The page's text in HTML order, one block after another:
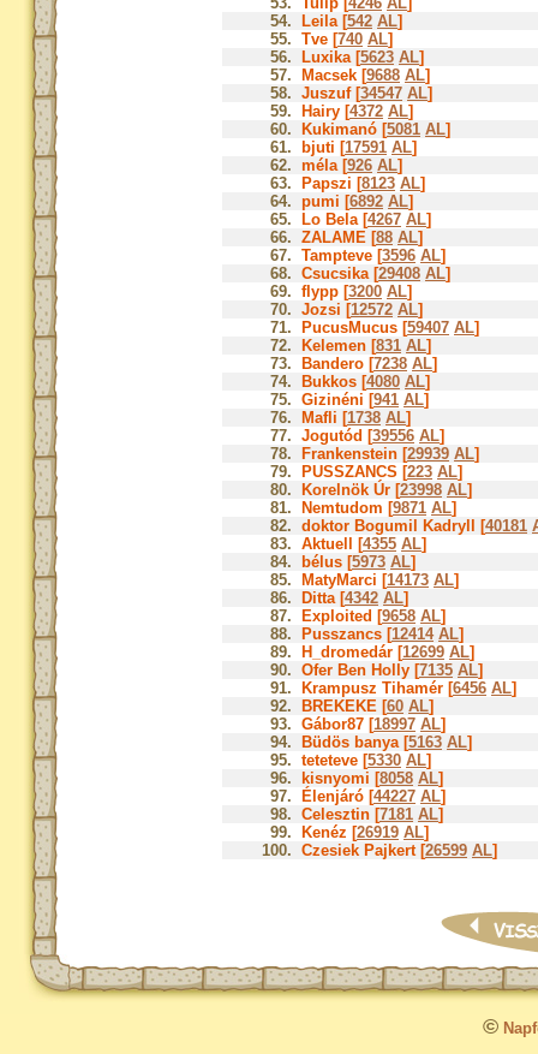
54.
Leila [542 AL]
55. Tve [740 AL]
56.
Luxika [5623 AL]
57.
Macsek [9688 AL]
58. Juszuf [34547 AL]
59.
Hairy [4372 AL]
60.
Kukimanó [5081 AL]
61.
bjuti [17591 AL]
62. méla [926 AL]
63.
Papszi [8123 AL]
64. pumi [6892 AL]
65.
Lo Bela [4267 AL]
66. ZALAME [88 AL]
67. Tampteve [3596 AL]
68. Csucsika [29408 AL]
69. flypp [3200 AL]
70. Jozsi [12572 AL]
71.
PucusMucus [59407 AL]
72.
Kelemen [831 AL]
73.
Bandero [7238 AL]
74.
Bukkos [4080 AL]
75. Gizinéni [941 AL]
76.
Mafli [1738 AL]
77. Jogutód [39556 AL]
78.
Frankenstein [29939 AL]
79.
PUSSZANCS [223 AL]
80.
Korelnök Úr [23998 AL]
81.
Nemtudom [9871 AL]
82. doktor Bogumil Kadryll [40181
83. Aktuell [4355 AL]
84.
bélus [5973 AL]
85.
MatyMarci [14173 AL]
86.
Ditta [4342 AL]
87.
Exploited [9658 AL]
88.
Pusszancs [12414 AL]
89.
H_dromedár [12699 AL]
90. Ofer Ben Holly [7135 AL]
91.
Krampusz Tihamér [6456 AL]
92.
BREKEKE [60 AL]
93. Gábor87 [18997 AL]
94.
Büdös banya [5163 AL]
95. teteteve [5330 AL]
96.
kisnyomi [8058 AL]
97.
Élenjáró [44227 AL]
98. Celesztin [7181 AL]
99.
Kenéz [26919 AL]
100. Czesiek Pajkert [26599 AL]
©